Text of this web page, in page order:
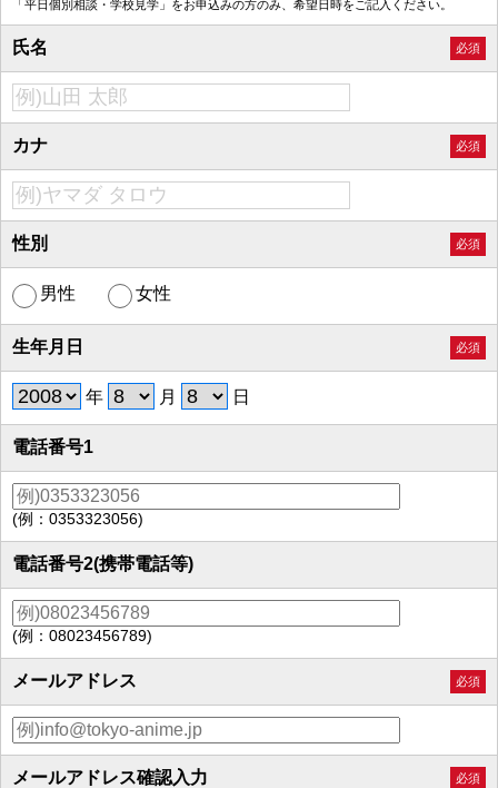
「平日個別相談・学校見学」をお申込みの方のみ、希望日時をご記入ください。
氏名 必須
カナ 必須
性別 必須
男性 女性
生年月日 必須
年 月 日
電話番号1
(例：0353323056)
電話番号2(携帯電話等)
(例：08023456789)
メールアドレス 必須
メールアドレス確認入力 必須